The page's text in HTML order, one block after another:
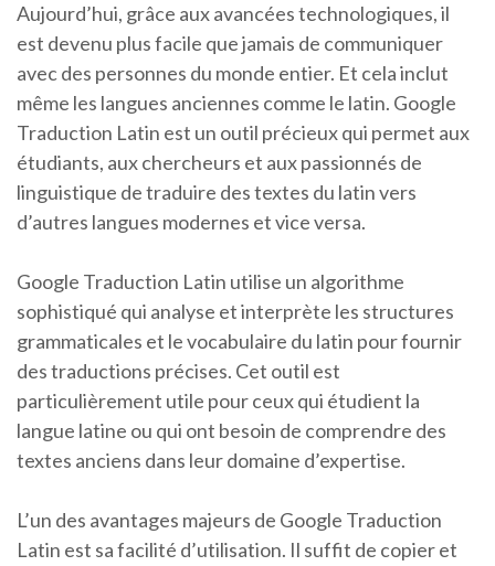
Aujourd’hui, grâce aux avancées technologiques, il
est devenu plus facile que jamais de communiquer
avec des personnes du monde entier. Et cela inclut
même les langues anciennes comme le latin. Google
Traduction Latin est un outil précieux qui permet aux
étudiants, aux chercheurs et aux passionnés de
linguistique de traduire des textes du latin vers
d’autres langues modernes et vice versa.
Google Traduction Latin utilise un algorithme
sophistiqué qui analyse et interprète les structures
grammaticales et le vocabulaire du latin pour fournir
des traductions précises. Cet outil est
particulièrement utile pour ceux qui étudient la
langue latine ou qui ont besoin de comprendre des
textes anciens dans leur domaine d’expertise.
L’un des avantages majeurs de Google Traduction
Latin est sa facilité d’utilisation. Il suffit de copier et